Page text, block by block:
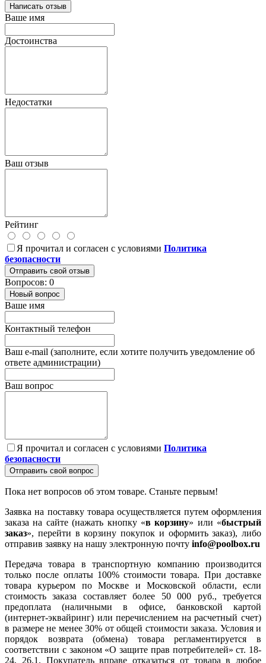
Написать отзыв
Ваше имя
Достоинства
Недостатки
Ваш отзыв
Рейтинг
Я прочитал и согласен с условиями Политика
безопасности
Отправить свой отзыв
Вопросов: 0
Новый вопрос
Ваше имя
Контактный телефон
Ваш e-mail (заполните, если хотите получить уведомление об
ответе администрации)
Ваш вопрос
Я прочитал и согласен с условиями Политика
безопасности
Отправить свой вопрос
Пока нет вопросов об этом товаре. Станьте первым!
Заявка на поставку товара осуществляется путем оформления
заказа на сайте (нажать кнопку «в корзину» или «быстрый
заказ», перейти в корзину покупок и оформить заказ), либо
отправив заявку на нашу электронную почту info@poolbox.ru
Передача товара в транспортную компанию производится
только после оплаты 100% стоимости товара. При доставке
товара курьером по Москве и Московской области, если
стоимость заказа составляет более 50 000 руб., требуется
предоплата (наличными в офисе, банковской картой
(интернет-эквайринг) или перечислением на расчетный счет)
в размере не менее 30% от общей стоимости заказа. Условия и
порядок возврата (обмена) товара регламентируется в
соответствии с законом «О защите прав потребителей» ст. 18-
24, 26.1. Покупатель вправе отказаться от товара в любое